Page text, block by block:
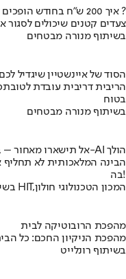
איך 200 ש"ח בחודש הופכים ל140 אלף ?
צעדים קטנים שיכולים לסגור
בשיתוף מנורה מבטחים
הסוד של איינשטיין שיגדיל
הריבית דריבית עובדת
בטוח
בשיתוף מנורה מבטחים
אל תישארו מאחור – בואו לגלות לאן ה-AI הולך
הבינה המלאכותית לא
בה!
בשיתוף HIT,המכון הטכנולוגי חולון
מהפכת הרובוטיקה לבית
מהפכת הניקיון החכם: כל
בשיתוף רונלייט